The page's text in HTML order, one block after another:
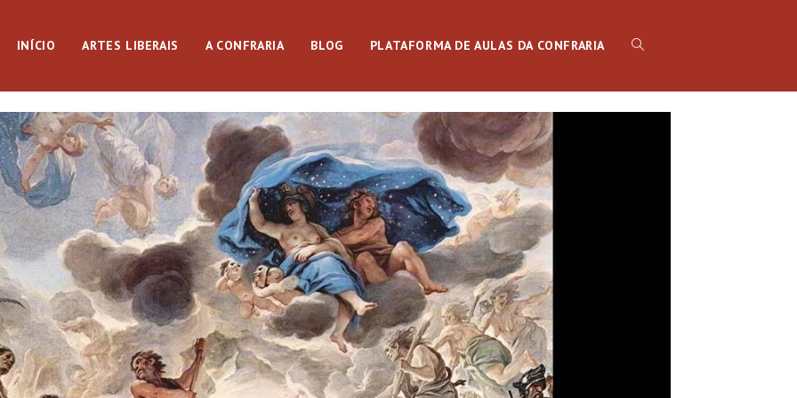
INÍCIO ARTES LIBERAIS A CONFRARIA BLOG PLATAFORMA DE AULAS DA CONFRARIA ALTERNAR